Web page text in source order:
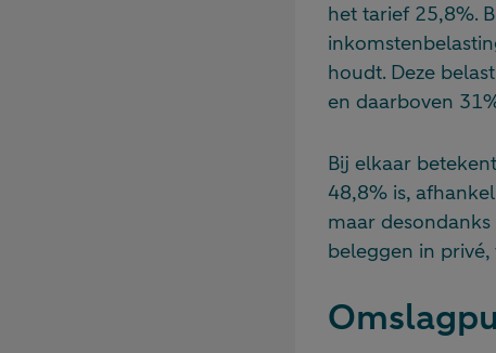
het tarief 25,8%.
houdt. Deze
en daarboven
Bij elkaar
48,8% is,
maar
beleggen in